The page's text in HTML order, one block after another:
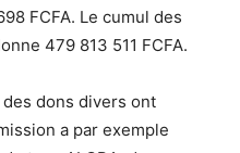
FCFA. Le cumul des
479 813 511 FCFA.
dons divers ont
a par exemple